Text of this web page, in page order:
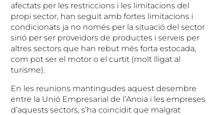
afectats per les restriccions i les limitacions del
propi sector, han seguit amb fortes limitacions i
condicionats ja no només per la situació del sector
sinó per ser proveïdors de productes i serveis per
altres sectors que han rebut més forta estocada,
com pot ser el motor o el curtit (molt lligat al
turisme).
En les reunions mantingudes aquest desembre
entre la Unió Empresarial de l’Anoia i les empreses
d’aquests sectors, s’ha coincidit que malgrat